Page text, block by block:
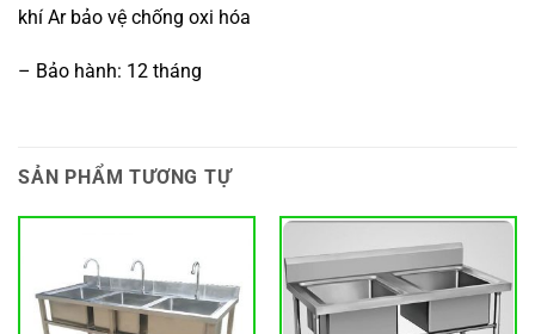
khí Ar bảo vệ chống oxi hóa
– Bảo hành: 12 tháng
SẢN PHẨM TƯƠNG TỰ